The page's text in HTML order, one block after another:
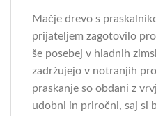
Mačje drevo s
prijateljem zagotovilo
še posebej v hladnih
zadržujejo v notranjih
praskanje so obdani z
udobni in priročni, saj si